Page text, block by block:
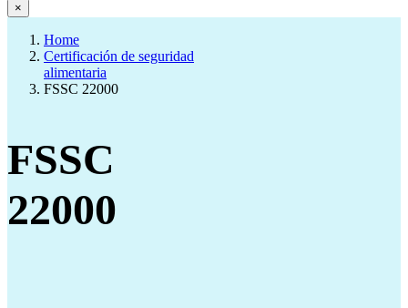
×
Home
Certificación de seguridad
alimentaria
FSSC 22000
FSSC
22000